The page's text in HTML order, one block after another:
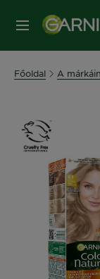
MENÜ
Főoldal A